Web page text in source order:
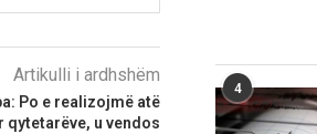
Artikulli i ardhshëm
Po e realizojmë atë
qytetarëve, u vendos
4